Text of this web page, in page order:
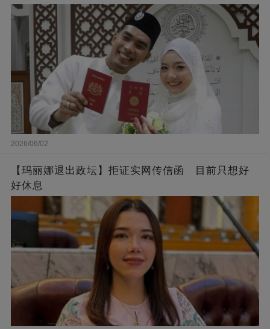
2026/06/02
【玛丽娜退出政坛】拒证实网传信函 目前只想好
好休息